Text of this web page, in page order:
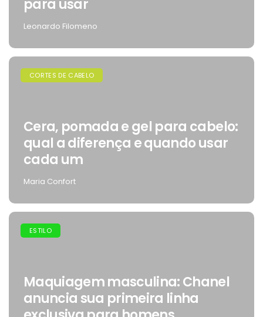
para usar
Leonardo Filomeno
CORTES DE CABELO
Cera, pomada e gel para cabelo:
qual a diferença e quando usar
cada um
Maria Confort
ESTILO
Maquiagem masculina: Chanel
anuncia sua primeira linha